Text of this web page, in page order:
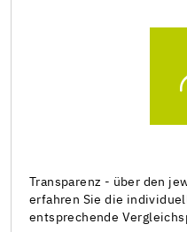
Transparenz - über den
erfahren Sie die
entsprechende